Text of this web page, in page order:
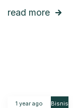
read more
1 year ago Bisnis